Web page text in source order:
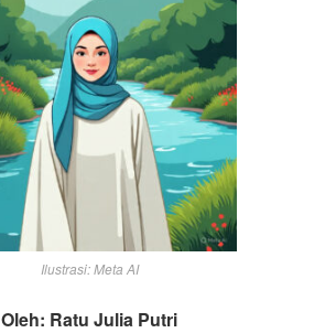
Ilustrasi: Meta AI
Oleh: Ratu Julia Putri